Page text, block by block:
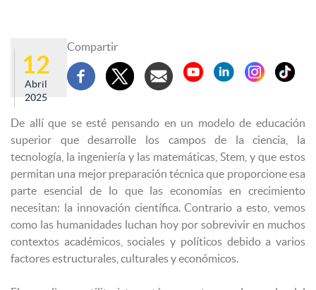
12
Abril
2025
Compartir
De allí que se esté pensando en un modelo de educación
superior que desarrolle los campos de la ciencia, la
tecnología, la ingeniería y las matemáticas, Stem, y que estos
permitan una mejor preparación técnica que proporcione esa
parte esencial de lo que las economías en crecimiento
necesitan: la innovación científica. Contrario a esto, vemos
como las humanidades luchan hoy por sobrevivir en muchos
contextos académicos, sociales y políticos debido a varios
factores estructurales, culturales y económicos.